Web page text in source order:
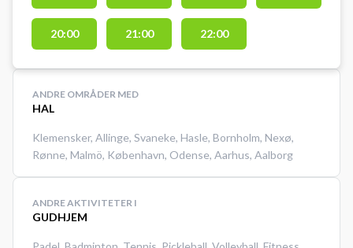
kontakte udbyder direkte.
20:00 21:00 22:00
ANDRE OMRÅDER MED
HAL
Klemensker, Allinge, Svaneke, Hasle, Bornholm, Nexø,
Rønne, Malmö, København, Odense, Aarhus, Aalborg
ANDRE AKTIVITETER I
GUDHJEM